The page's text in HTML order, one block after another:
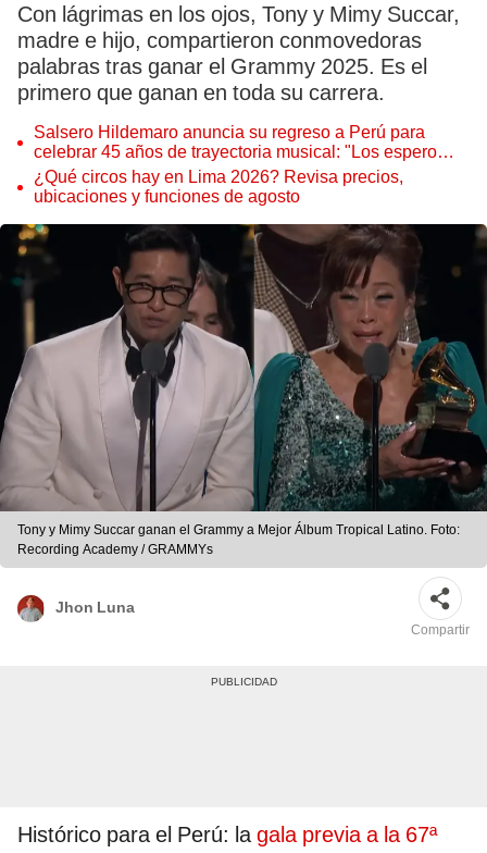
Con lágrimas en los ojos, Tony y Mimy Succar,
madre e hijo, compartieron conmovedoras
palabras tras ganar el Grammy 2025. Es el
primero que ganan en toda su carrera.
Salsero Hildemaro anuncia su regreso a Perú para
celebrar 45 años de trayectoria musical: "Los espero
para cantar con todos ustedes”
¿Qué circos hay en Lima 2026? Revisa precios,
ubicaciones y funciones de agosto
Tony y Mimy Succar ganan el Grammy a Mejor Álbum Tropical Latino. Foto:
Recording Academy / GRAMMYs
Jhon Luna
Compartir
Histórico para el Perú: lagala previa a la 67ª